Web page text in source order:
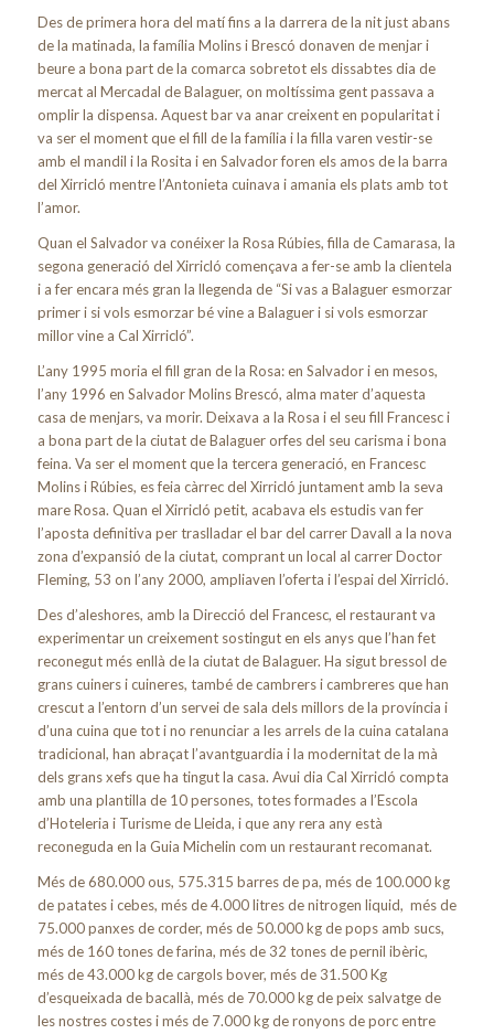
Des de primera hora del matí fins a la darrera de la nit just abans
de la matinada, la família Molins i Brescó donaven de menjar i
beure a bona part de la comarca sobretot els dissabtes dia de
mercat al Mercadal de Balaguer, on moltíssima gent passava a
omplir la dispensa. Aquest bar va anar creixent en popularitat i
va ser el moment que el fill de la família i la filla varen vestir-se
amb el mandil i la Rosita i en Salvador foren els amos de la barra
del Xirricló mentre l’Antonieta cuinava i amania els plats amb tot
l’amor.
Quan el Salvador va conéixer la Rosa Rúbies, filla de Camarasa, la
segona generació del Xirricló començava a fer-se amb la clientela
i a fer encara més gran la llegenda de “Si vas a Balaguer esmorzar
primer i si vols esmorzar bé vine a Balaguer i si vols esmorzar
millor vine a Cal Xirricló”.
L’any 1995 moria el fill gran de la Rosa: en Salvador i en mesos,
l’any 1996 en Salvador Molins Brescó, alma mater d’aquesta
casa de menjars, va morir. Deixava a la Rosa i el seu fill Francesc i
a bona part de la ciutat de Balaguer orfes del seu carisma i bona
feina. Va ser el moment que la tercera generació, en Francesc
Molins i Rúbies, es feia càrrec del Xirricló juntament amb la seva
mare Rosa. Quan el Xirricló petit, acabava els estudis van fer
l’aposta definitiva per traslladar el bar del carrer Davall a la nova
zona d’expansió de la ciutat, comprant un local al carrer Doctor
Fleming, 53 on l’any 2000, ampliaven l’oferta i l’espai del Xirricló.
Des d’aleshores, amb la Direcció del Francesc, el restaurant va
experimentar un creixement sostingut en els anys que l’han fet
reconegut més enllà de la ciutat de Balaguer. Ha sigut bressol de
grans cuiners i cuineres, també de cambrers i cambreres que han
crescut a l’entorn d’un servei de sala dels millors de la província i
d’una cuina que tot i no renunciar a les arrels de la cuina catalana
tradicional, han abraçat l’avantguardia i la modernitat de la mà
dels grans xefs que ha tingut la casa. Avui dia Cal Xirricló compta
amb una plantilla de 10 persones, totes formades a l’Escola
d’Hoteleria i Turisme de Lleida, i que any rera any està
reconeguda en la Guia Michelin com un restaurant recomanat.
Més de 680.000 ous, 575.315 barres de pa, més de 100.000 kg
de patates i cebes, més de 4.000 litres de nitrogen liquid, més de
75.000 panxes de corder, més de 50.000 kg de pops amb sucs,
més de 160 tones de farina, més de 32 tones de pernil ibèric,
més de 43.000 kg de cargols bover, més de 31.500 Kg
d’esqueixada de bacallà, més de 70.000 kg de peix salvatge de
les nostres costes i més de 7.000 kg de ronyons de porc entre